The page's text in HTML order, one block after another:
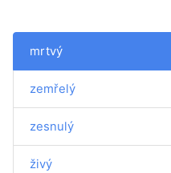
mrtvý
zemřelý
zesnulý
živý